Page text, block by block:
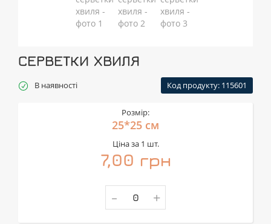
СЕРВЕТКИ ХВИЛЯ
В наявності Код продукту: 115601
Розмір:
25*25 см
Ціна за 1 шт.
7,00 грн
- +